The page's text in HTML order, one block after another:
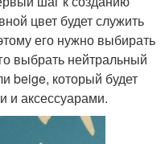
цвет будет служить
его нужно выбирать
выбрать нейтральный
beige, который будет
и аксессуарами.